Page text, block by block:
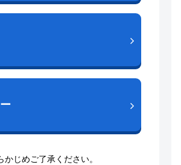
じめご了承ください。